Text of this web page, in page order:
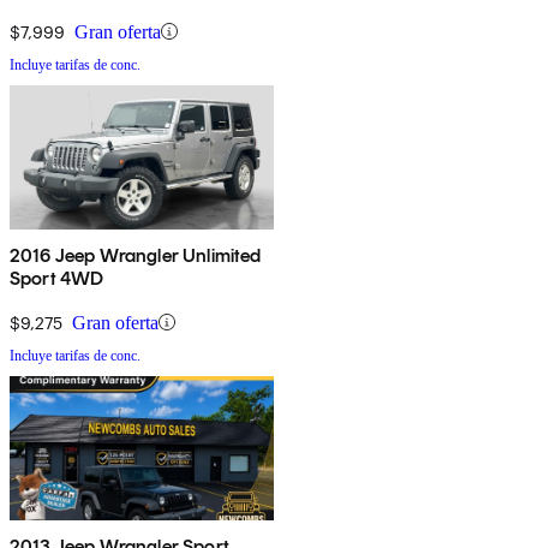
$7,999 Gran oferta
Incluye tarifas de conc.
2016 Jeep Wrangler Unlimited
Sport 4WD
$9,275 Gran oferta
Incluye tarifas de conc.